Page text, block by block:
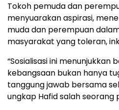
Tokoh pemuda dan
menyuarakan aspirasi,
muda dan perempuan
masyarakat yang toleran,
“Sosialisasi ini menunjukkan
kebangsaan bukan hanya
tanggung jawab bersama
ungkap Hafid salah seorang